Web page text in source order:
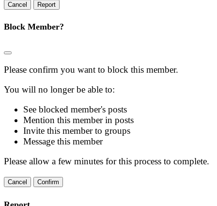
Report
Block Member?
Please confirm you want to block this member.
You will no longer be able to:
See blocked member's posts
Mention this member in posts
Invite this member to groups
Message this member
Please allow a few minutes for this process to complete.
Confirm